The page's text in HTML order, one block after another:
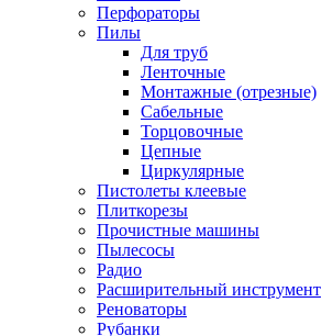
Перфораторы
Пилы
Для труб
Ленточные
Монтажные (отрезные)
Сабельные
Торцовочные
Цепные
Циркулярные
Пистолеты клеевые
Плиткорезы
Прочистные машины
Пылесосы
Радио
Расширительный инструмент
Реноваторы
Рубанки